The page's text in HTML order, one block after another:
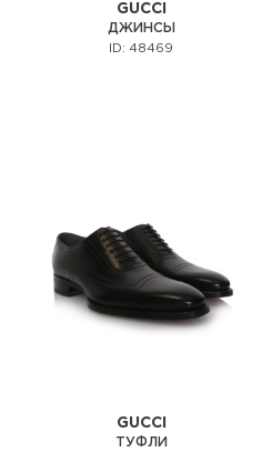
GUCCI
ДЖИНСЫ
ID: 48469
GUCCI
ТУФЛИ